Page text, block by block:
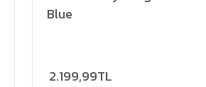
Blue
2.199,99TL